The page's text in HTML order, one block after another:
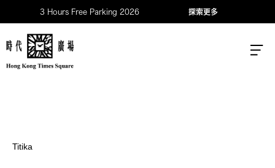
3 Hours Free Parking 2026 探索更多
Titika